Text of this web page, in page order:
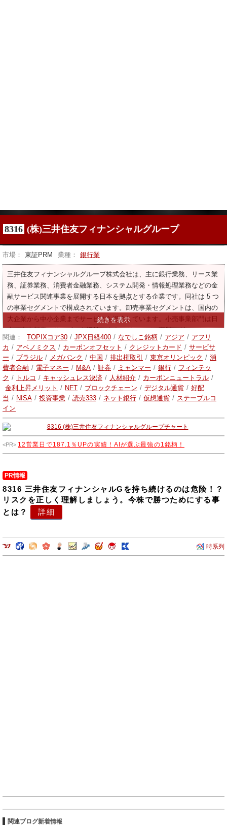
8316 (株)三井住友フィナンシャルグループ
市場： 東証PRM 業種： 銀行業
三井住友フィナンシャルグループ株式会社は、主に銀行業務、リース業
務、証券業務、消費者金融業務、システム開発・情報処理業務などの金
融サービス関連事業を展開する日本を拠点とする企業です。同社は 5 つ
の事業セグメントで構成されています。卸売事業セグメントは、国内の
大企業から中小企業までサービスを提供しています。小売事業部門は日
本の小売顧客にサービスを提供します。グローバル事業セグメントは、
海外の日本人および外国人の顧客にサービスを提供しています。マーケ
ット事業セグメントは金融市場向けのサービスを提供します。本社管理
事業セグメントは、上記の各事業セグメントに属さないサービスを提供
しております。
関連： TOPIXコア30 / JPX日経400 / なでしこ銘柄 / アジア / アフリ
カ / アベノミクス / カーボンオフセット / クレジットカード / サービサ
ー / ブラジル / メガバンク / 中国 / 排出権取引 / 東京オリンピック / 消
費者金融 / 電子マネー / M&A / 証券 / ミャンマー / 銀行 / フィンテッ
ク / トルコ / キャッシュレス決済 / 人材紹介 / カーボンニュートラル /
金利上昇メリット / NFT / ブロックチェーン / デジタル通貨 / 好配
当 / NISA / 投資事業 / 読売333 / ネット銀行 / 仮想通貨 / ステーブルコ
イン
12営業日で187.1％UPの実績！AIが選ぶ最強の1銘柄！
PR情報
8316 三井住友フィナンシャルGを持ち続けるのは危険！？
リスクを正しく理解しましょう。今株で勝つためにする事
とは？
詳細
時系列
関連ブログ新着情報